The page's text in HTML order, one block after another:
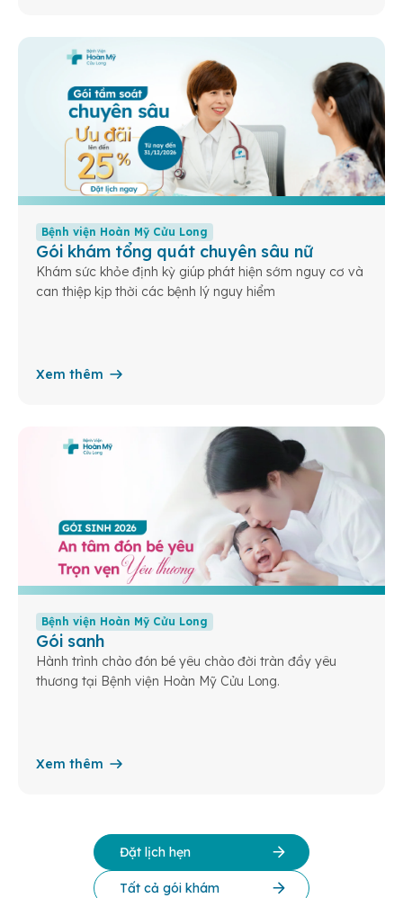
Bệnh viện Hoàn Mỹ Cửu Long
Gói khám tổng quát chuyên sâu nữ
Khám sức khỏe định kỳ giúp phát hiện sớm nguy cơ và
can thiệp kịp thời các bệnh lý nguy hiểm
Xem thêm
Bệnh viện Hoàn Mỹ Cửu Long
Gói sanh
Hành trình chào đón bé yêu chào đời tràn đầy yêu
thương tại Bệnh viện Hoàn Mỹ Cửu Long.
Xem thêm
Đặt lịch hẹn
Tất cả gói khám